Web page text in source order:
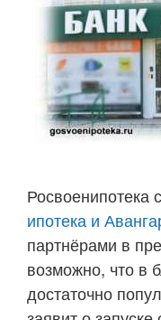
Росвоенипотека
ипотека и
партнёрами в
возможно, что в
достаточно